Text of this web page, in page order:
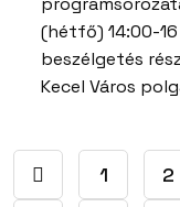
(hétfő) 14:00-
beszélgetés
Kecel Város
1 2